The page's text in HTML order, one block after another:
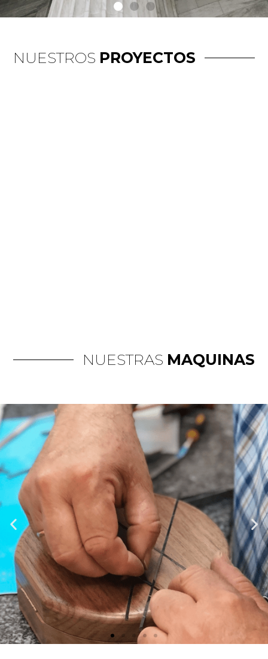
NUESTROS PROYECTOS
NUESTRAS MAQUINAS
P
e
v
i
o
u
s
s
l
N
e
x
t
s
l
i
d
e